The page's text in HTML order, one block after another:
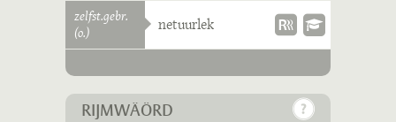
zelfst.gebr.
(o.)
netuurlek
RIJMWÄÖRD